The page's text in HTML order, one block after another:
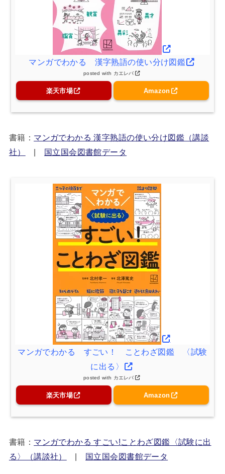
マンガでわかる 漢字熟語の使い分け図鑑
posted with カエレバ
楽天市場 Amazon
書籍： マンガでわかる 漢字熟語の使い分け図鑑（講談
社）
| 国立国会図書館データ
マンガでわかる すごい！ ことわざ図鑑 〈試験
に出る〉
posted with カエレバ
楽天市場 Amazon
書籍： マンガでわかる すごい!ことわざ図鑑〈試験に出
る〉（講談社）
| 国立国会図書館データ